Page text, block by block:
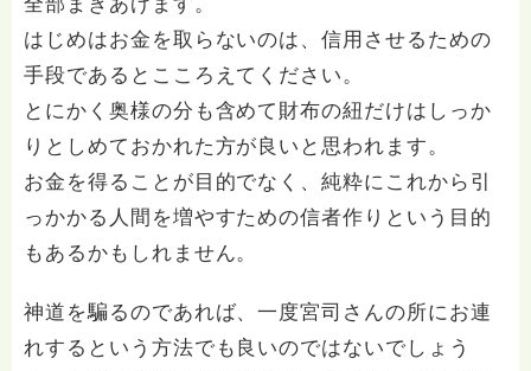
はじめはお金を取らないのは、信用させるための
手段であるとこころえてください。
とにかく奥様の分も含めて財布の紐だけはしっか
りとしめておかれた方が良いと思われます。
お金を得ることが目的でなく、純粋にこれから引
っかかる人間を増やすための信者作りという目的
もあるかもしれません。
神道を騙るのであれば、一度宮司さんの所にお連
れするという方法でも良いのではないでしょう